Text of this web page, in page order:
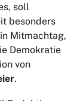
soll
besonders
Mitmachtag,
Demokratie
von
.